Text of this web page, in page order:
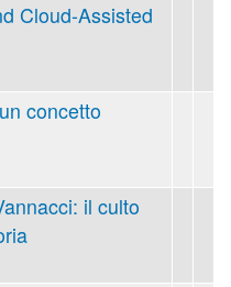
Cloud-Assisted
concetto
il culto